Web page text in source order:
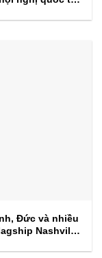
Đức và nhiều
Nashville